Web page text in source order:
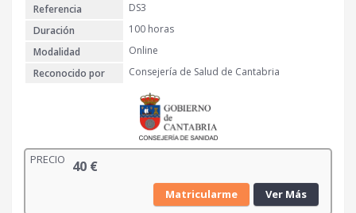
Referencia
DS3
Duración
100 horas
Modalidad
Online
Reconocido por
Consejería de Salud de Cantabria
PRECIO 40 €
Matricularme Ver Más